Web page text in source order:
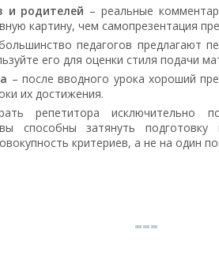
и родителей – реальные
картину, чем самопрезентация
педагогов предлагают
его для оценки стиля подачи
– после вводного урока хороший
их достижения.
репетитора исключительно
способны затянуть
критериев, а не на один